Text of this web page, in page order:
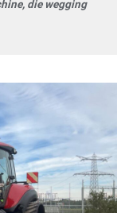
die wegging